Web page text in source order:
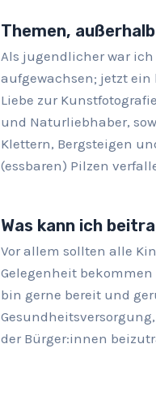
Themen,
Als jugendlicher war
aufgewachsen; jetzt ein
Liebe zur
und Naturliebhaber,
Klettern, Bergsteigen
(essbaren) Pilzen
Was kann ich
Vor allem sollten alle
Gelegenheit
bin gerne bereit und
der Bürger:innen